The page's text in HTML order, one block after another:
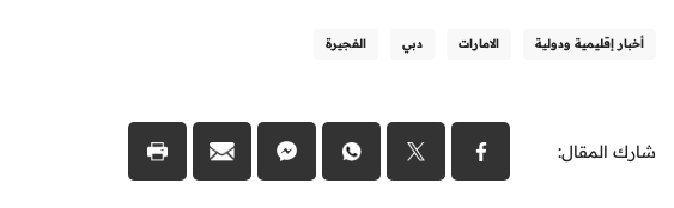
أخبار إقليمية ودولية الامارات دبي الفجيرة
شارك المقال: